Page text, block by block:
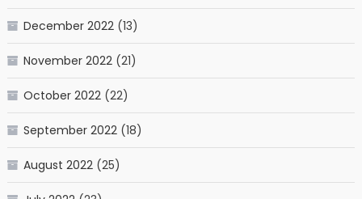
December 2022(13)
November 2022(21)
October 2022(22)
September 2022(18)
August 2022(25)